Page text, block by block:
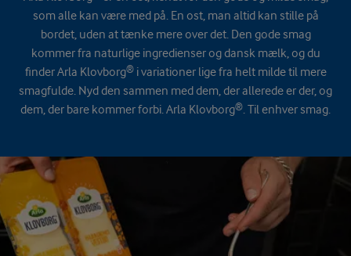
som alle kan være med på. En ost, man altid kan stille på
bordet, uden at tænke mere over det. Den gode smag
kommer fra naturlige ingredienser og dansk mælk, og du
finder Arla Klovborg® i variationer lige fra helt milde til mere
smagfulde. Nyd den sammen med dem, der allerede er der, og
dem, der bare kommer forbi. Arla Klovborg®. Til enhver smag.